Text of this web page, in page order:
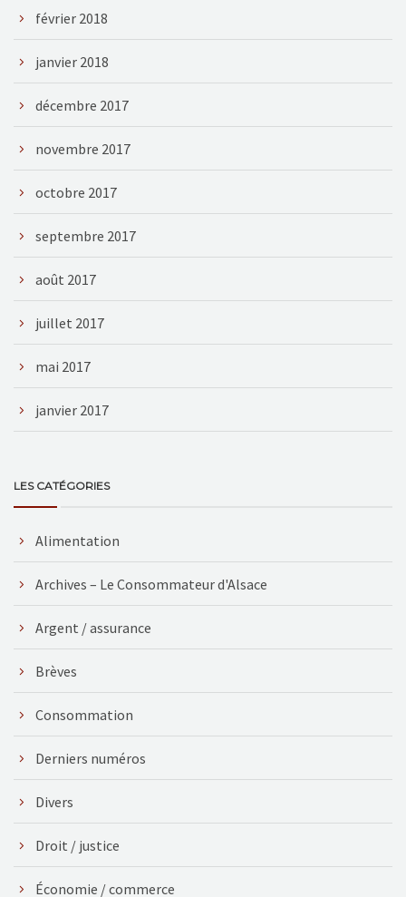
février 2018
janvier 2018
décembre 2017
novembre 2017
octobre 2017
septembre 2017
août 2017
juillet 2017
mai 2017
janvier 2017
LES CATÉGORIES
Alimentation
Archives – Le Consommateur d'Alsace
Argent / assurance
Brèves
Consommation
Derniers numéros
Divers
Droit / justice
Économie / commerce